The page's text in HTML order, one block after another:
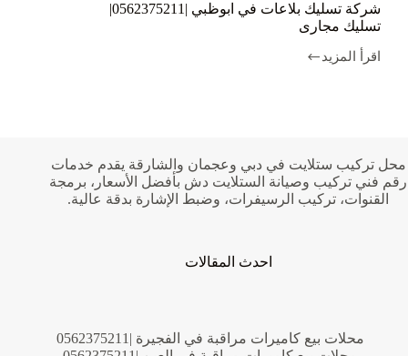
شركة تسليك بلاعات في ابوظبي |0562375211|
تسليك مجارى
اقرأ المزيد
شركة
تسليك
مجارى
محل تركيب ستلايت في دبي وعجمان والشارقة يقدم خدمات
رقم فني تركيب وصيانة الستلايت دش بأفضل الأسعار، برمجة
القنوات، تركيب الرسيفرات، وضبط الإشارة بدقة عالية.
احدث المقالات
محلات بيع كاميرات مراقبة في الفجيرة |0562375211